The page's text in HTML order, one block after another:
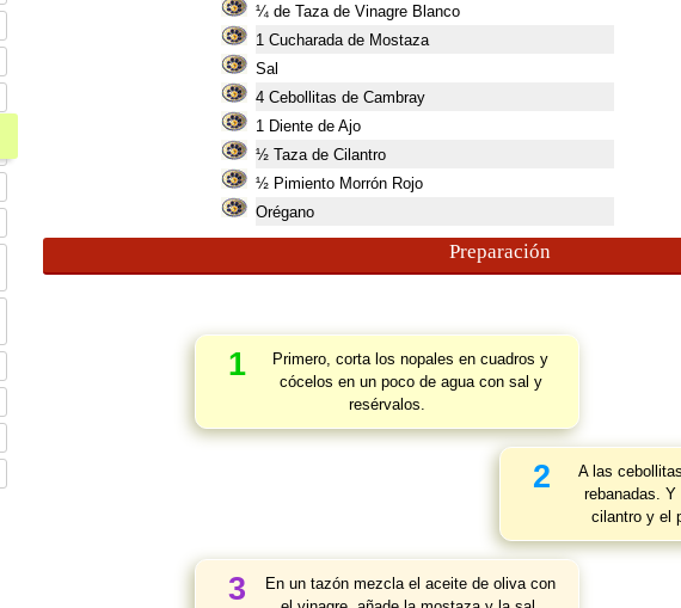
¼ de Taza de Vinagre Blanco
1 Cucharada de Mostaza
Sal
4 Cebollitas de Cambray
1 Diente de Ajo
½ Taza de Cilantro
½ Pimiento Morrón Rojo
Orégano
Preparación
1
Primero, corta los nopales en cuadros y
cócelos en un poco de agua con sal y
resérvalos.
2
A las
rebanadas.
cilantro y el
3
En un tazón mezcla el aceite de oliva con